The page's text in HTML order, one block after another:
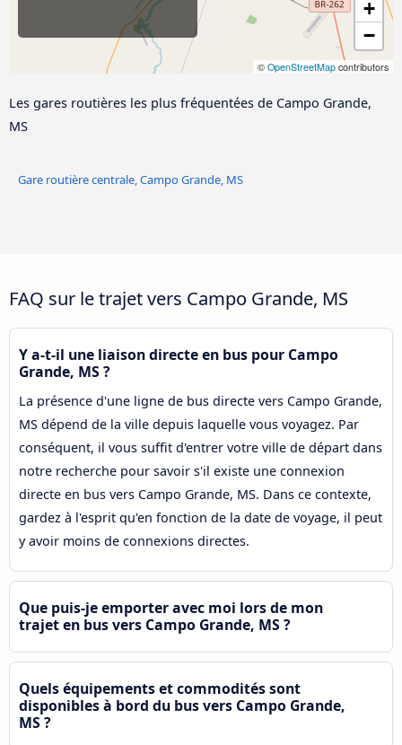
+
−
© OpenStreetMap contributors
Les gares routières les plus fréquentées de Campo Grande,
MS
Gare routière centrale, Campo Grande, MS
FAQ sur le trajet vers Campo Grande, MS
Y a-t-il une liaison directe en bus pour Campo
Grande, MS ?
La présence d'une ligne de bus directe vers Campo Grande,
MS dépend de la ville depuis laquelle vous voyagez. Par
conséquent, il vous suffit d'entrer votre ville de départ dans
notre recherche pour savoir s'il existe une connexion
directe en bus vers Campo Grande, MS. Dans ce contexte,
gardez à l'esprit qu'en fonction de la date de voyage, il peut
y avoir moins de connexions directes.
Que puis-je emporter avec moi lors de mon
trajet en bus vers Campo Grande, MS ?
Quels équipements et commodités sont
disponibles à bord du bus vers Campo Grande,
MS ?